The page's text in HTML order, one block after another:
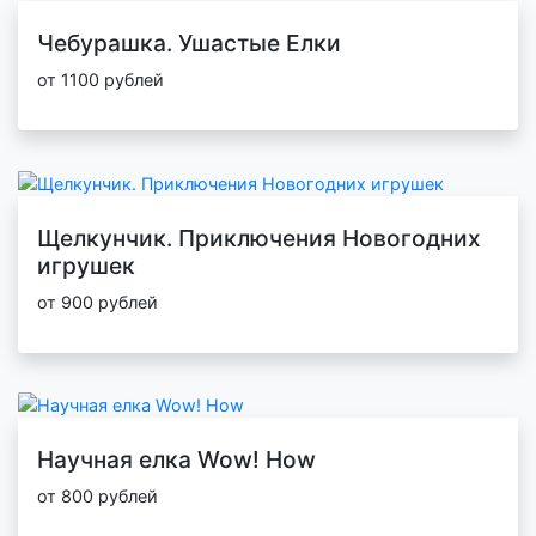
Чебурашка. Ушастые Елки
от 1100 рублей
Щелкунчик. Приключения Новогодних
игрушек
от 900 рублей
Научная елка Wow! How
от 800 рублей